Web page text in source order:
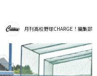
月刊高校野球CHARGE！編集部